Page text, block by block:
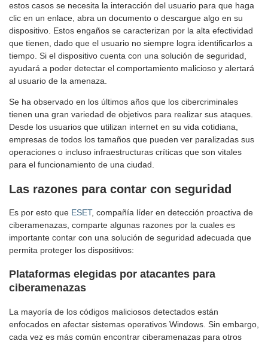
estos casos se necesita la interacción del usuario para que haga
clic en un enlace, abra un documento o descargue algo en su
dispositivo. Estos engaños se caracterizan por la alta efectividad
que tienen, dado que el usuario no siempre logra identificarlos a
tiempo. Si el dispositivo cuenta con una solución de seguridad,
ayudará a poder detectar el comportamiento malicioso y alertará
al usuario de la amenaza.
Se ha observado en los últimos años que los cibercriminales
tienen una gran variedad de objetivos para realizar sus ataques.
Desde los usuarios que utilizan internet en su vida cotidiana,
empresas de todos los tamaños que pueden ver paralizadas sus
operaciones o incluso infraestructuras críticas que son vitales
para el funcionamiento de una ciudad.
Las razones para contar con seguridad
Es por esto que ESET, compañía líder en detección proactiva de
ciberamenazas, comparte algunas razones por la cuales es
importante contar con una solución de seguridad adecuada que
permita proteger los dispositivos:
Plataformas elegidas por atacantes para
ciberamenazas
La mayoría de los códigos maliciosos detectados están
enfocados en afectar sistemas operativos Windows. Sin embargo,
cada vez es más común encontrar ciberamenazas para otros